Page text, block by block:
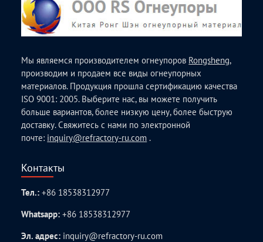
Мы являемся производителем огнеупоров Rongsheng,
производим и продаем все виды огнеупорных
материалов. Продукция прошла сертификацию качества
ISO 9001: 2005. Выберите нас, вы можете получить
больше вариантов, более низкую цену, более быструю
доставку. Свяжитесь с нами по электронной
почте: inquiry@refractory-ru.com .
Контакты
Тел.:+86 18538312977
Whatsapp:+86 18538312977
Эл. адрес: inquiry@refractory-ru.com